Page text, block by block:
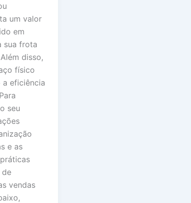
um valor
em
sua frota
disso,
físico
eficiência
seu
e as
de
vendas